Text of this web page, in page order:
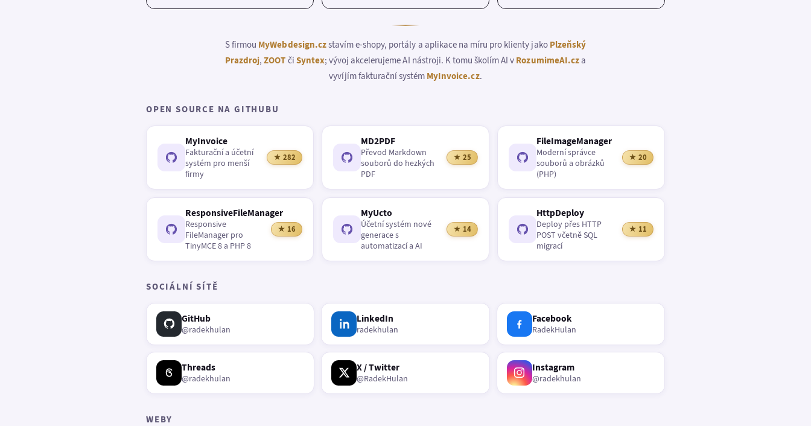
S firmou MyWebdesign.czstavím e-shopy, portály a aplikace na míru pro klienty jako Plzeňský
Prazdroj,ZOOT či Syntex; vývoj akcelerujeme AI nástroji. K tomu školím AI v RozumimeAI.cza
vyvíjím fakturační systém MyInvoice.cz.
OPEN SOURCE NA GITHUBU
MyInvoice
Fakturační a účetní
systém pro menší
firmy
★ 282
MD2PDF
Převod Markdown
souborů do hezkých
PDF
★ 25
FileImageManager
Moderní správce
souborů a obrázků
(PHP)
★ 20
ResponsiveFileManager
Responsive
FileManager pro
TinyMCE 8 a PHP 8
★ 16
MyUcto
Účetní systém nové
generace s
automatizací a AI
★ 14
HttpDeploy
Deploy přes HTTP
POST včetně SQL
migrací
★ 11
SOCIÁLNÍ SÍTĚ
GitHub
@radekhulan
LinkedIn
radekhulan
Facebook
RadekHulan
Threads
@radekhulan
X / Twitter
@RadekHulan
Instagram
@radekhulan
WEBY